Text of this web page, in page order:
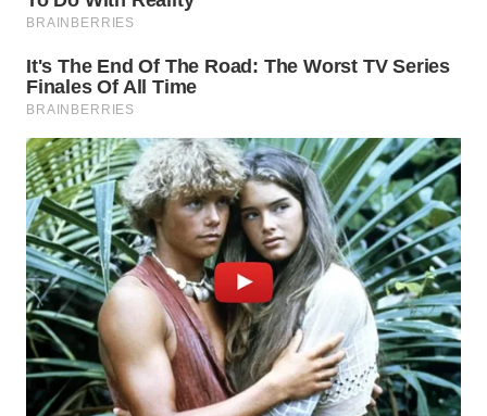
WN
BINJAI
WN
CIREBON
WN
INDRAMAYU
WN
KUNINGAN
WN
MAJALENGKA